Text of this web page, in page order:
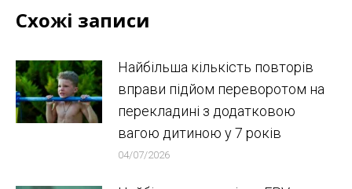
Схожі записи
Найбільша кількість повторів
вправи підйом переворотом на
перекладині з додатковою
вагою дитиною у 7 років
04/07/2026